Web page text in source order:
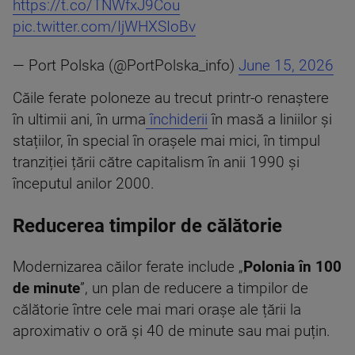
https://t.co/TNWfxJ9Cou
pic.twitter.com/IjWHXSIoBv
— Port Polska (@PortPolska_info) June 15, 2026
Căile ferate poloneze au trecut printr-o renaștere
în ultimii ani, în urma închiderii în masă a liniilor și
stațiilor, în special în orașele mai mici, în timpul
tranziției țării către capitalism în anii 1990 și
începutul anilor 2000.
Reducerea timpilor de călătorie
Modernizarea căilor ferate include „ Polonia în 100
de minute”, un plan de reducere a timpilor de
călătorie între cele mai mari orașe ale țării la
aproximativ o oră și 40 de minute sau mai puțin.